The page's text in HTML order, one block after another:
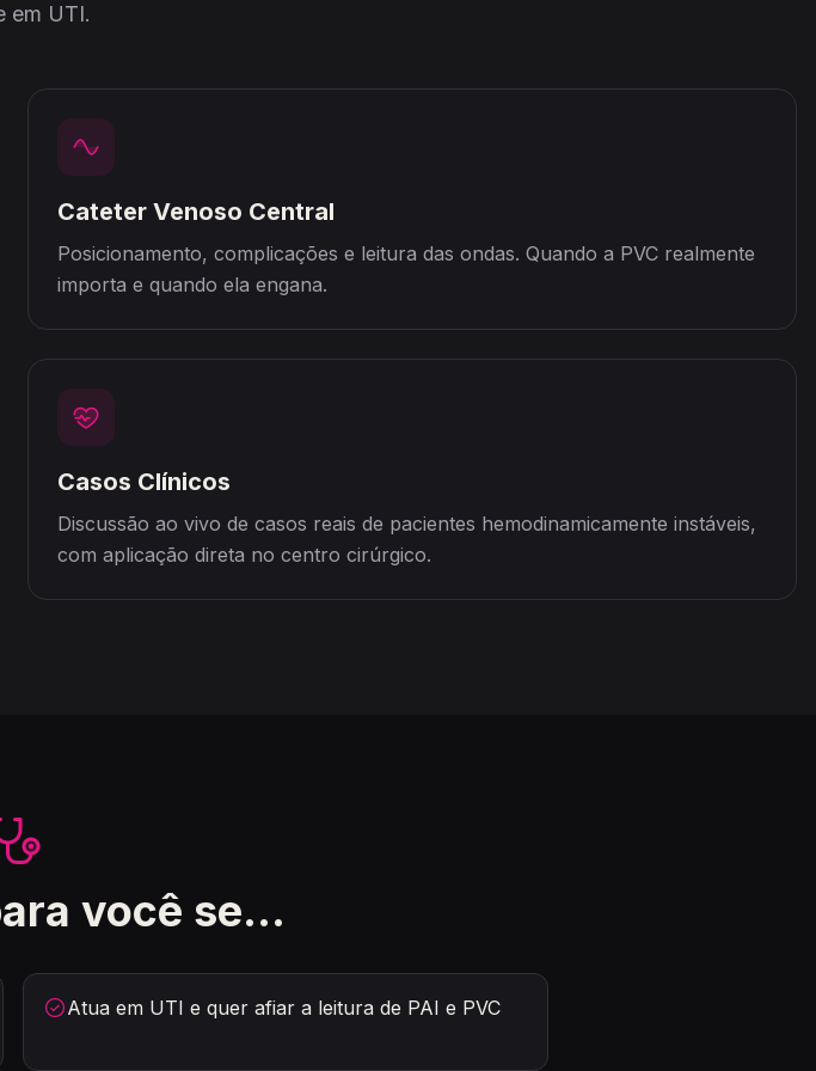
em UTI.
Cateter Venoso Central
Posicionamento, complicações e leitura das ondas. Quando a PVC realmente
importa e quando ela engana.
Casos Clínicos
Discussão ao vivo de casos reais de pacientes hemodinamicamente instáveis,
com aplicação direta no centro cirúrgico.
você se...
Atua em UTI e quer afiar a leitura de PAI e PVC